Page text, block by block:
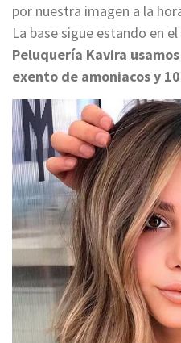
por nuestra imagen a la
La base sigue estando en
Peluquería Kavira usamos
exento de amoniacos y